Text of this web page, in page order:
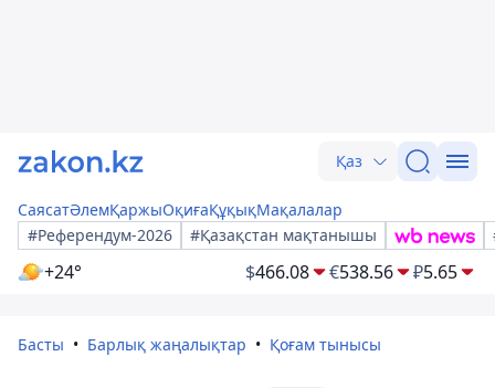
Қаз
СаясатӘлемҚаржыОқиғаҚұқықМақалалар
#Референдум-2026
#Қазақстан мақтанышы
+24° $466.08 €538.56 ₽5.65
Басты Барлық жаңалықтар Қоғам тынысы